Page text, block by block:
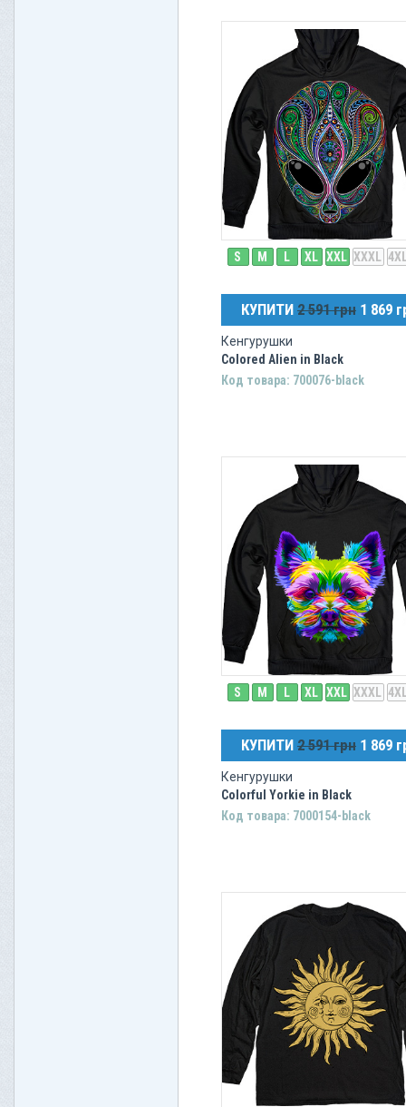
S M L XL XXL XXXL
КУПИТИ 2 591 грн 1 869
Кенгурушки
Colored Alien in Black
Код товара: 700076-black
S M L XL XXL XXXL
КУПИТИ 2 591 грн 1 869
Кенгурушки
Colorful Yorkie in Black
Код товара: 7000154-black